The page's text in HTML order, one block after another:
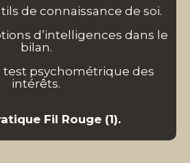
de connaissance de soi.
d’intelligences dans le
bilan.
test psychométrique des
intérêts.
Fil Rouge (1).